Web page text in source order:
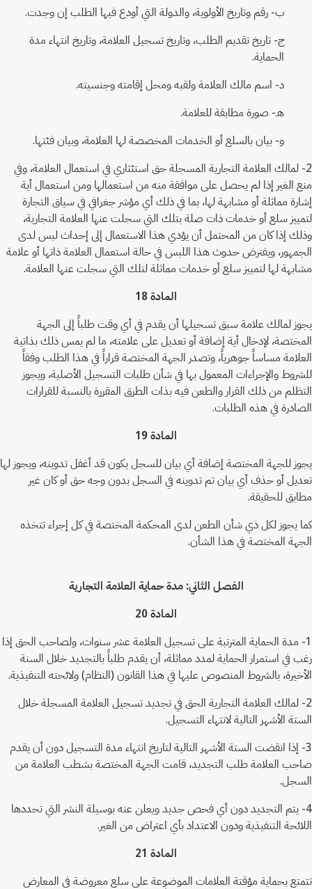
ب- رقم وتاريخ الأولوية، والدولة التي أودع فيها الطلب إن وجدت.
ج- تاريخ تقديم الطلب، وتاريخ تسجيل العلامة، وتاريخ انتهاء مدة
الحماية.
د- اسم مالك العلامة ولقبه ومحل إقامته وجنسيته.
هـ- صورة مطابقة للعلامة.
و- بيان بالسلع أو الخدمات المخصصة لها العلامة، وبيان فئتها.
2- لمالك العلامة التجارية المسجلة حق استئثاري في استعمال العلامة، وفي
منع الغير إذا لم يحصل على موافقة منه من استعمالها ومن استعمال أية
إشارة مماثلة أو مشابهة لها، بما في ذلك أي مؤشر جغرافي في سياق التجارة
لتمييز سلع أو خدمات ذات صلة بتلك التي سجلت عنها العلامة التجارية،
وذلك إذا كان من المحتمل أن يؤدي هذا الاستعمال إلى إحداث لبس لدى
الجمهور، ويفترض حدوث هذا اللبس في حالة استعمال العلامة ذاتها أو علامة
مشابهة لها لتمييز سلع أو خدمات مماثلة لتلك التي سجلت عنها العلامة.
المادة 18
يجوز لمالك علامة سبق تسجيلها أن يقدم في أي وقت طلباً إلى الجهة
المختصة، لإدخال أية إضافة أو تعديل على علامته، ما لم يمس ذلك بذاتية
العلامة مساساً جوهرياً، وتصدر الجهة المختصة قراراً في هذا الطلب وفقاً
للشروط والإجراءات المعمول بها في شأن طلبات التسجيل الأصلية، ويجوز
التظلم من ذلك القرار والطعن فيه بذات الطرق المقررة بالنسبة للقرارات
الصادرة في هذه الطلبات.
المادة 19
يجوز للجهة المختصة إضافة أي بيان للسجل يكون قد أغفل تدوينه، ويجوز لها
تعديل أو حذف أي بيان تم تدوينه في السجل بدون وجه حق أو كان غير
مطابق للحقيقة.
كما يجوز لكل ذي شأن الطعن لدى المحكمة المختصة في كل إجراء تتخذه
الجهة المختصة في هذا الشأن.
الفصل الثاني: مدة حماية العلامة التجارية
المادة 20
1- مدة الحماية المترتبة على تسجيل العلامة عشر سنوات، ولصاحب الحق إذا
رغب في استمرار الحماية لمدد مماثلة، أن يقدم طلباً بالتجديد خلال السنة
الأخيرة، بالشروط المنصوص عليها في هذا القانون (النظام) ولائحته التنفيذية.
2- لمالك العلامة التجارية الحق في تجديد تسجيل العلامة المسجلة خلال
الستة الأشهر التالية لانتهاء التسجيل.
3- إذا انقضت الستة الأشهر التالية لتاريخ انتهاء مدة التسجيل دون أن يقدم
صاحب العلامة طلب التجديد، قامت الجهة المختصة بشطب العلامة من
السجل.
4- يتم التجديد دون أي فحص جديد ويعلن عنه بوسيلة النشر التي تحددها
اللائحة التنفيذية ودون الاعتداد بأي اعتراض من الغير.
المادة 21
تتمتع بحماية مؤقتة العلامات الموضوعة على سلع معروضة في المعارض